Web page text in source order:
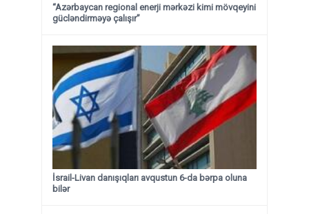
“Azərbaycan regional enerji mərkəzi kimi mövqeyini
gücləndirməyə çalışır”
İsrail-Livan danışıqları avqustun 6-da bərpa oluna
bilər